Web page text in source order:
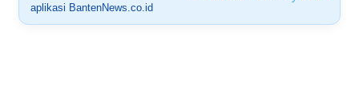
aplikasi BantenNews.co.id